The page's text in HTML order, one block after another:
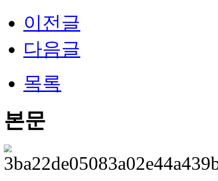
이전글
다음글
목록
본문